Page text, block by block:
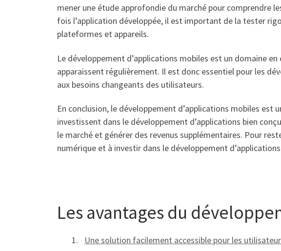
mener une étude approfondie du marché pour comprendre
fois l’application développée, il est important de la tester
plateformes et appareils.
Le développement d’applications mobiles est un domaine
apparaissent régulièrement. Il est donc essentiel pour les
aux besoins changeants des utilisateurs.
En conclusion, le développement d’applications mobiles est
investissent dans le développement d’applications bien
le marché et générer des revenus supplémentaires. Pour
numérique et à investir dans le développement
Les avantages du
Une solution facilement accessible pour les